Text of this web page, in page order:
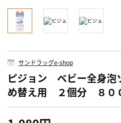
サンドラッグe-shop
ピジョン ベビー全身
め替え用 ２個分 ８０